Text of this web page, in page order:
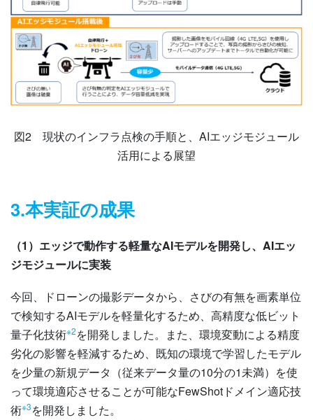
図2 現状のインフラ点検の手順と、AIエッジモジュール
活用による展望
3.本実証の成果
（1）エッジで動作する軽量なAIモデルを開発し、AIエッ
ジモジュールに実装
今回、ドローンの撮影データから、さびの有無を画素単位
で検知するAIモデルを軽量化するため、高精度な低ビット
量子化技術※2を開発しました。また、環境変動による精度
劣化の影響を軽減するため、既知の環境で学習したモデル
を少量の新規データ（従来データ量の10分の1未満）を使
って環境適応させることが可能なFewShotドメイン適応技
術※3を開発しました。